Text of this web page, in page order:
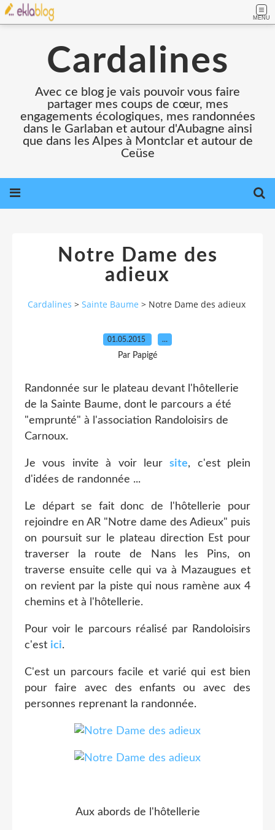
MENU
Cardalines
Avec ce blog je vais pouvoir vous faire
partager mes coups de cœur, mes
engagements écologiques, mes randonnées
dans le Garlaban et autour d'Aubagne ainsi
que dans les Alpes à Montclar et autour de
Ceüse
Notre Dame des
adieux
Cardalines > Sainte Baume > Notre Dame des adieux
01.05.2015 …
Par Papigé
Randonnée sur le plateau devant l'hôtellerie
de la Sainte Baume, dont le parcours a été
"emprunté" à l'association Randoloisirs de
Carnoux.
Je vous invite à voir leursite, c'est plein
d'idées de randonnée ...
Le départ se fait donc de l'hôtellerie pour
rejoindre en AR "Notre dame des Adieux" puis
on poursuit sur le plateau direction Est pour
traverser la route de Nans les Pins, on
traverse ensuite celle qui va à Mazaugues et
on revient par la piste qui nous ramène aux 4
chemins et à l'hôtellerie.
Pour voir le parcours réalisé par Randoloisirs
c'est ici.
C'est un parcours facile et varié qui est bien
pour faire avec des enfants ou avec des
personnes reprenant la randonnée.
Aux abords de l'hôtellerie